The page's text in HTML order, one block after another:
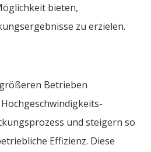
bieten,
zu erzielen.
Betrieben
und steigern so
Effizienz. Diese